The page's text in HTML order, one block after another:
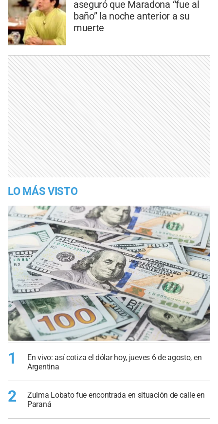
aseguró que Maradona “fue al
baño” la noche anterior a su
muerte
LO MÁS VISTO
1
En vivo: así cotiza el dólar hoy, jueves 6 de agosto, en
Argentina
2
Zulma Lobato fue encontrada en situación de calle en
Paraná